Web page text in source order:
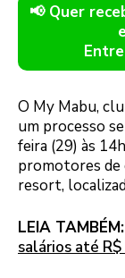
📢 Quer
O My Mabu,
um processo
feira (29) às
promotores de
resort,
LEIA TAMBÉM:
salários até